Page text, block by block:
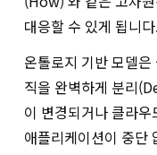
대응할 수 있게 됩니
온톨로지 기반 모델
직을 완벽하게 분리
이 변경되거나 클라
애플리케이션이 중단